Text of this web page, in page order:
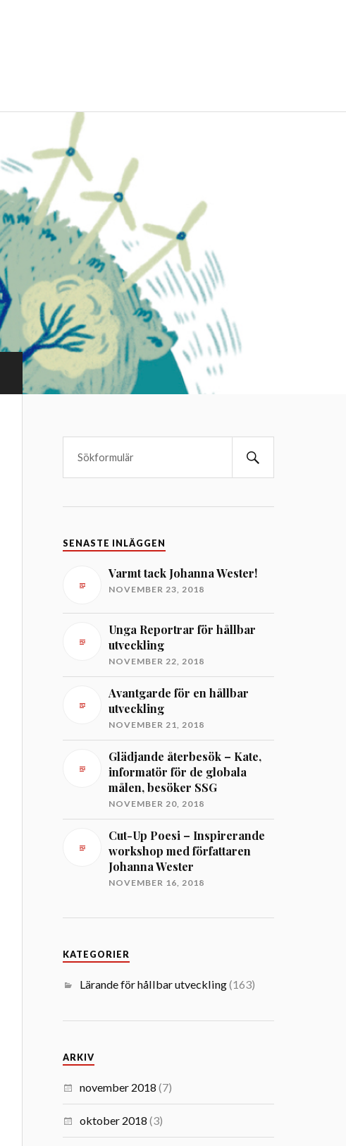
SENASTE INLÄGGEN
Varmt tack Johanna Wester!
NOVEMBER 23, 2018
Unga Reportrar för hållbar
utveckling
NOVEMBER 22, 2018
Avantgarde för en hållbar
utveckling
NOVEMBER 21, 2018
Glädjande återbesök – Kate,
informatör för de globala
målen, besöker SSG
NOVEMBER 20, 2018
Cut-Up Poesi – Inspirerande
workshop med författaren
Johanna Wester
NOVEMBER 16, 2018
KATEGORIER
Lärande för hållbar utveckling(163)
ARKIV
november 2018 (7)
oktober 2018 (3)